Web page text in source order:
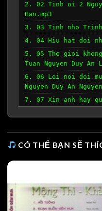
2. 02 Tinh oi 2
Han.mp3
3. 03 Tinh nho Trinh
4. 04 Hiu hat doi
5. 05 The gioi
Tuan Nguyen Duy An
6. 06 Loi noi doi
Nguyen Duy An
7. 07 Xin anh hay
Nhat Trung La Suong
9. 09 Ngay em di Lam
10. 10 Se chi luon
11. 11 The gioi
version Nguyen Kim
Nhat Tien.mp3
CÓ THỂ BẠN SẼ